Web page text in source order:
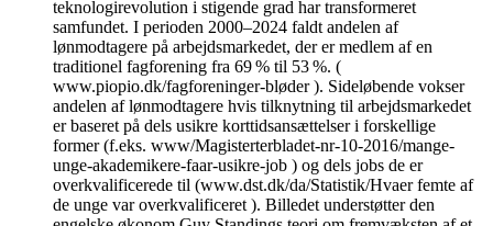
teknologirevolution i stigende grad har transformeret
samfundet. I perioden 2000–2024 faldt andelen af
lønmodtagere på arbejdsmarkedet, der er medlem af en
traditionel fagforening fra 69 % til 53 %. (
www.piopio.dk/fagforeninger-bløder ). Sideløbende vokser
andelen af lønmodtagere hvis tilknytning til arbejdsmarkedet
er baseret på dels usikre korttidsansættelser i forskellige
former (f.eks. www/Magisterterbladet-nr-10-2016/mange-
unge-akademikere-faar-usikre-job ) og dels jobs de er
overkvalificerede til (www.dst.dk/da/Statistik/Hvaer femte af
de unge var overkvalificeret ). Billedet understøtter den